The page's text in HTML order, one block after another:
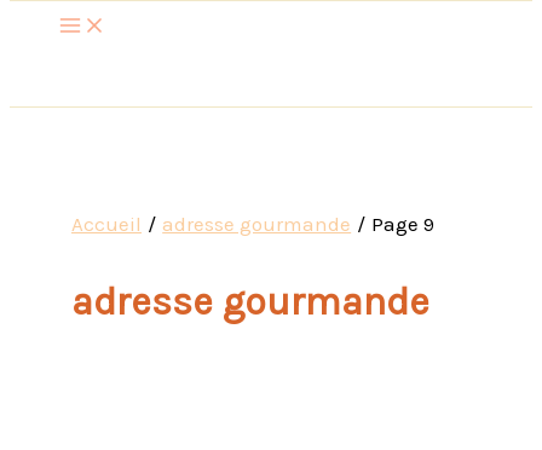
Accueil adresse gourmande Page 9
adresse gourmande